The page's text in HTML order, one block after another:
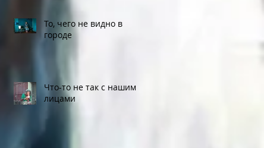
То, чего не видно в
городе
Что-то не так с нашими
лицами